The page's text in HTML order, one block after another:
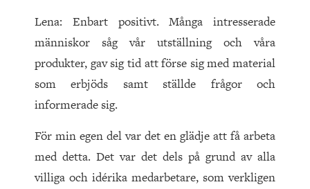
Lena: Enbart positivt. Många intresserade
människor såg vår utställning och våra
produkter, gav sig tid att förse sig med material
som erbjöds samt ställde frågor och
informerade sig.
För min egen del var det en glädje att få arbeta
med detta. Det var det dels på grund av alla
villiga och idérika medarbetare, som verkligen